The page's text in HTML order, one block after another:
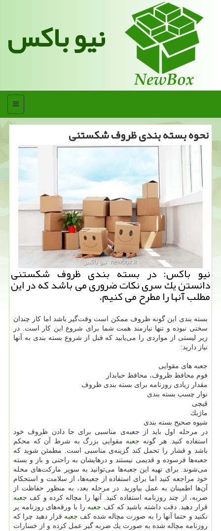
نیو باکس
منو
نحوه بسته بندی ظروف شكستنی
نیو باكس: در بسته بندی ظروف شكستنی
دانستن یك سری نكات ضروری می باشد كه در این
مطلب آنها را مطرح می كنیم.
بسته بندی این گونه ظروف ممكن است وقت‌گیر باشد اما كار چندان
سختی نبوده و تنها نیازمند همت شما برای شروع این كار است. در
زیر لیستی از مواردی را می‌یابید كه قبل از شروع بسته بندی به آنها
نیاز دارید:
جعبه های مقوایی
فوم محافظ ظروف، محافظ حبابدار
مقدار زیادی روزنامه برای بسته بندی ظروف
نوار چسب بسته بندی
قیچی
ماژیك
شیوه صحیح بسته بندی
در مرحله اول باید از جعبه‌ی مناسبی برای جا دادن ظروف خود
استفاده كنید. هر گونه جعبه مقوایی بزرگ به شرط آن كه محكم
باشد و فشار را تحمل كند گزینه‌ی مناسبی است. مطمئن شوید كه
جعبه‌ها فرسوده و قدیمی نیستند و درهایشان به راحتی و باز و بسته
می‌شوند. برای تهیه این جعبه‌ها می‌توانید به سوپر ماركت‌های محله
خود مراجعه كنید اما برای استفاده از جعبه‌ها، از سلامت و استحكام
آن‌ها اطمینان به عمل بیاورید. در مرحله بعد، به منظور حفاظت از
ضربه، از چند روزنامه استفاده كنید. آنها را مچاله كرده و كف جعبه
قرار دهید. دقت داشته باشید كه كف جعبه را با ورقه‌های روزنامه پر
نكنید و حتما آنها را به صورت مچاله شده كف جعبه قرار دهید چرا كه
روزنامه مچاله شده به صورت یك ضربه گیر عمل كرده و از خسارات